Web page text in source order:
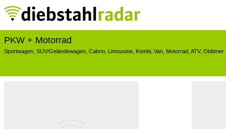
PKW + Motorrad
Sportwagen SUV/Geländewagen Cabrio Limousine Kombi Van Motorrad ATV, Oldtimer